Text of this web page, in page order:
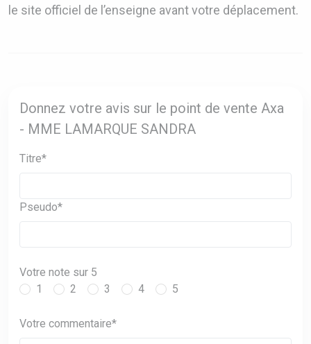
le site officiel de l’enseigne avant votre déplacement.
Donnez votre avis sur le point de vente Axa
- MME LAMARQUE SANDRA
Titre*
Pseudo*
Votre note sur 5
1
2 3 4 5
Votre commentaire*